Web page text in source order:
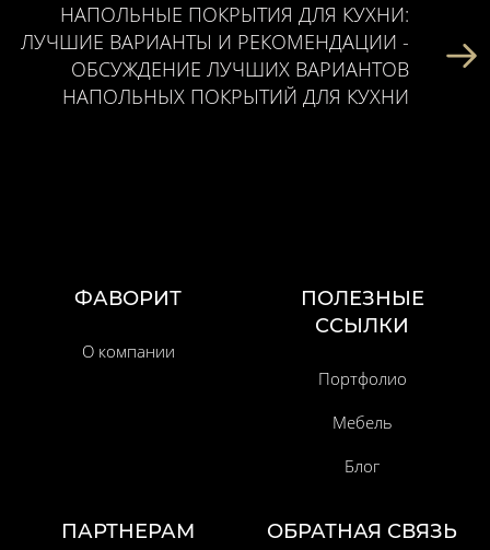
НАПОЛЬНЫЕ ПОКРЫТИЯ ДЛЯ КУХНИ:
ЛУЧШИЕ ВАРИАНТЫ И РЕКОМЕНДАЦИИ -
ОБСУЖДЕНИЕ ЛУЧШИХ ВАРИАНТОВ
НАПОЛЬНЫХ ПОКРЫТИЙ ДЛЯ КУХНИ
ФАВОРИТ
О компании
ПОЛЕЗНЫЕ
ССЫЛКИ
Портфолио
Мебель
Блог
ПАРТНЕРАМ ОБРАТНАЯ СВЯЗЬ